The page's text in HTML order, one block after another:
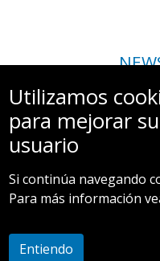
Si deseas recibir nuestro
Utilizamos
para mejorar
usuario
Si continúa navegando
Para más información
Entiendo